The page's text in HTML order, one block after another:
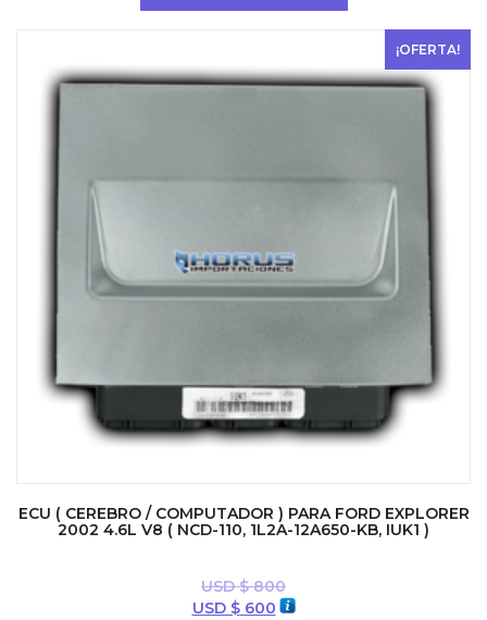
¡OFERTA!
ECU ( CEREBRO / COMPUTADOR ) PARA FORD EXPLORER
2002 4.6L V8 ( NCD-110, 1L2A-12A650-KB, IUK1 )
USD $800
El
USD $600El